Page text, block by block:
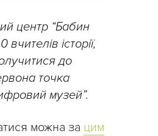
центр “Бабин
історії,
до
точка
музей”.
можна за цим